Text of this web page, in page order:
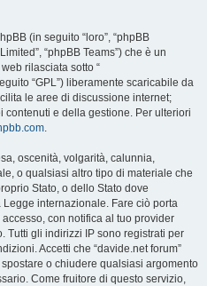
(in seguito “loro”, “phpBB
“phpBB Teams”) che è un
rilasciata sotto “
“GPL”) liberamente scaricabile da
le aree di discussione internet;
e della gestione. Per ulteriori
.
oscenità, volgarità, calunnia,
o qualsiasi altro tipo di materiale che
Stato, o dello Stato dove
Legge internazionale. Fare ciò porta
con notifica al tuo provider
Tutti gli indirizzi IP sono registrati per
Accetti che “davide.net forum”
o chiudere qualsiasi argomento
Come fruitore di questo servizio,